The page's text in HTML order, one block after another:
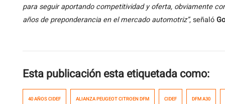
para seguir aportando competitividad y oferta, obviamente
años de preponderancia en el mercado automotriz”, señaló
Esta publicación esta etiquetada como:
40 AÑOS CIDEF ALIANZA PEUGEOT CITROEN DFM CIDEF DFM A30